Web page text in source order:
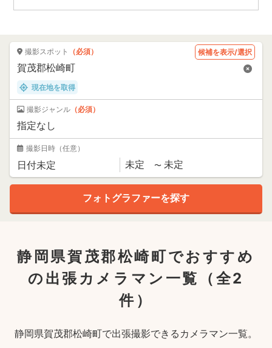
撮影スポット （必須） 候補を表示/選択
現在地を取得
撮影ジャンル （必須）
撮影日時 （任意）
静岡県賀茂郡松崎町でおすすめ
の出張カメラマン一覧
（全2
件）
静岡県賀茂郡松崎町で出張撮影できるカメラマン一覧。